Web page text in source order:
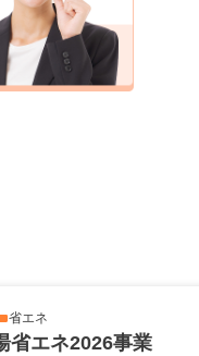
省エネ
省エネ2026事業